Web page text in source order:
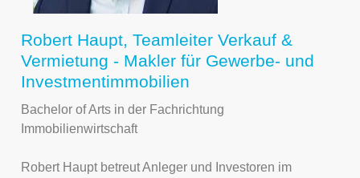
Robert Haupt, Teamleiter Verkauf &
Vermietung - Makler für Gewerbe- und
Investmentimmobilien
Bachelor of Arts in der Fachrichtung
Immobilienwirtschaft
Robert Haupt betreut Anleger und Investoren im